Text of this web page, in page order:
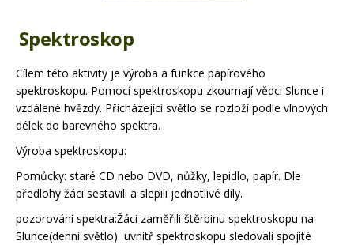
Spektroskop
Cílem této aktivity je výroba a funkce papírového
spektroskopu. Pomocí spektroskopu zkoumají vědci Slunce i
vzdálené hvězdy. Přicházející světlo se rozloží podle vlnových
délek do barevného spektra.
Výroba spektroskopu:
Pomůcky: staré CD nebo DVD, nůžky, lepidlo, papír. Dle
předlohy žáci sestavili a slepili jednotlivé díly.
pozorování spektra:Žáci zaměřili štěrbinu spektroskopu na
Slunce(denní světlo) uvnitř spektroskopu sledovali spojité